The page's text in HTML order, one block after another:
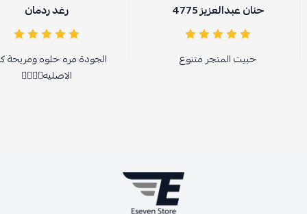
حنان عبدالعزيز 4775
حبيت المتجر متنوع
رغد ردمان
الجودة مره حلوه ومريحة
الاصليه👍🏻👍🏻